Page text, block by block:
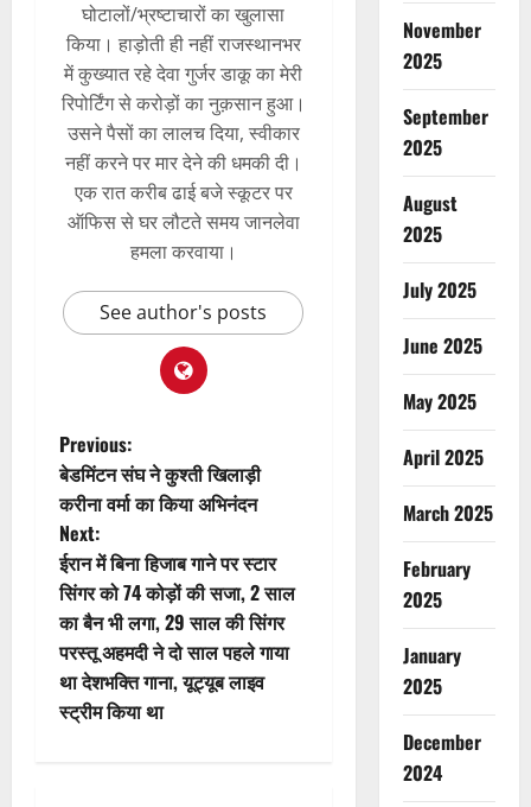
घोटालों/भ्रष्टाचारों का खुलासा
किया। हाड़ोती ही नहीं राजस्थानभर
में कुख्यात रहे देवा गुर्जर डाकू का मेरी
रिपोर्टिंग से करोड़ों का नुक़सान हुआ।
उसने पैसों का लालच दिया, स्वीकार
नहीं करने पर मार देने की धमकी दी।
एक रात करीब ढाई बजे स्कूटर पर
ऑफिस से घर लौटते समय जानलेवा
हमला करवाया।
See author's posts
Previous:
बेडमिंटन संघ ने कुश्ती खिलाड़ी
करीना वर्मा का किया अभिनंदन
Next:
ईरान में बिना हिजाब गाने पर स्टार
सिंगर को 74 कोड़ों की सजा, 2 साल
का बैन भी लगा, 29 साल की सिंगर
परस्तू अहमदी ने दो साल पहले गाया
था देशभक्ति गाना, यूट्यूब लाइव
स्ट्रीम किया था
November
2025
September
2025
August
2025
July 2025
June 2025
May 2025
April 2025
March 2025
February
2025
January
2025
December
2024